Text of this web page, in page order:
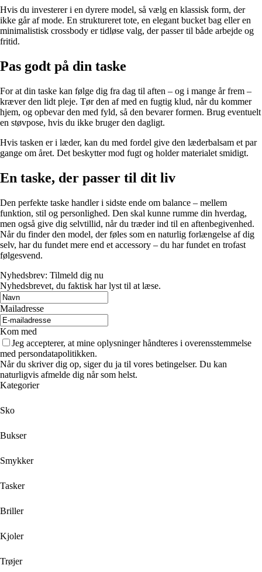
Hvis du investerer i en dyrere model, så vælg en klassisk form, der
ikke går af mode. En struktureret tote, en elegant bucket bag eller en
minimalistisk crossbody er tidløse valg, der passer til både arbejde og
fritid.
Pas godt på din taske
For at din taske kan følge dig fra dag til aften – og i mange år frem –
kræver den lidt pleje. Tør den af med en fugtig klud, når du kommer
hjem, og opbevar den med fyld, så den bevarer formen. Brug eventuelt
en støvpose, hvis du ikke bruger den dagligt.
Hvis tasken er i læder, kan du med fordel give den læderbalsam et par
gange om året. Det beskytter mod fugt og holder materialet smidigt.
En taske, der passer til dit liv
Den perfekte taske handler i sidste ende om balance – mellem
funktion, stil og personlighed. Den skal kunne rumme din hverdag,
men også give dig selvtillid, når du træder ind til en aftenbegivenhed.
Når du finder den model, der føles som en naturlig forlængelse af dig
selv, har du fundet mere end et accessory – du har fundet en trofast
følgesvend.
Nyhedsbrev: Tilmeld dig nu
Nyhedsbrevet, du faktisk har lyst til at læse.
Mailadresse
Kom med
Jeg accepterer, at mine oplysninger håndteres i overensstemmelse
med persondatapolitikken.
Når du skriver dig op, siger du ja til vores betingelser. Du kan
naturligvis afmelde dig når som helst.
Kategorier
Sko
Bukser
Smykker
Tasker
Briller
Kjoler
Trøjer